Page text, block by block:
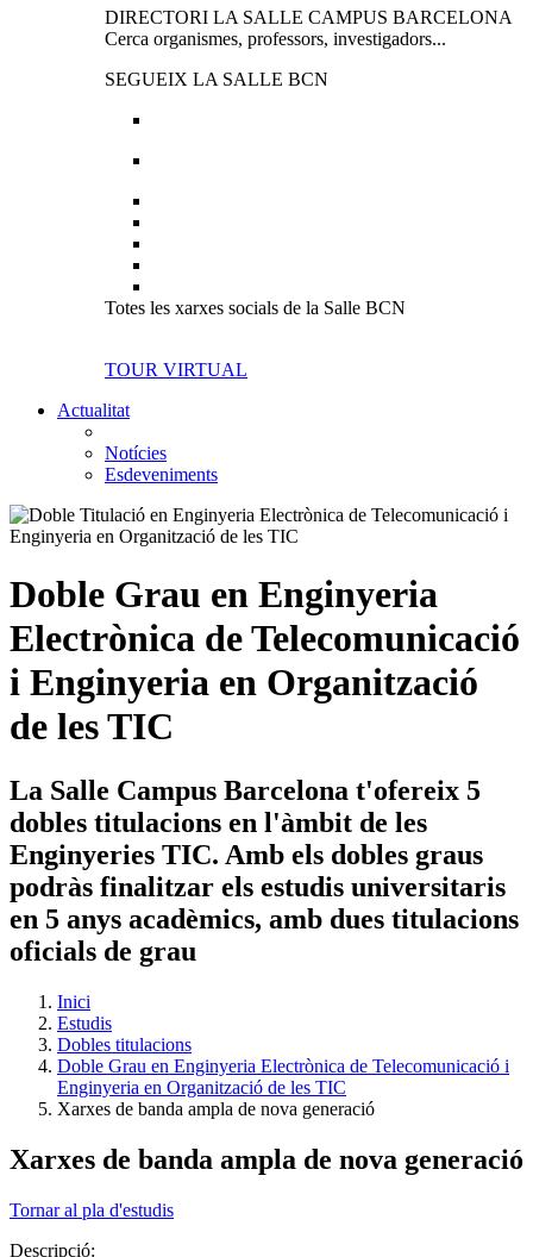
DIRECTORI LA SALLE CAMPUS BARCELONA
Cerca organismes, professors, investigadors...
SEGUEIX LA SALLE BCN
Totes les xarxes socials de la Salle BCN
TOUR VIRTUAL
Actualitat
Notícies
Esdeveniments
Doble Grau en Enginyeria
Electrònica de Telecomunicació
i Enginyeria en Organització
de les TIC
La Salle Campus Barcelona t'ofereix 5
dobles titulacions en l'àmbit de les
Enginyeries TIC. Amb els dobles graus
podràs finalitzar els estudis universitaris
en 5 anys acadèmics, amb dues titulacions
oficials de grau
Inici
Estudis
Dobles titulacions
Doble Grau en Enginyeria Electrònica de Telecomunicació i
Enginyeria en Organització de les TIC
Xarxes de banda ampla de nova generació
Xarxes de banda ampla de nova generació
Tornar al pla d'estudis
Descripció: